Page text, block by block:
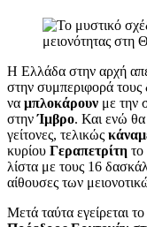
Η Ελλάδα στην αρχή
στην συμπεριφορά τους
να μπλοκάρουν με την
στηνΊμβρο. Και ενώ θα
γείτονες, τελικώς
κυρίου Γεραπετρίτη το
λίστα με τους 16
αίθουσες των
Μετά ταύτα εγείρεται